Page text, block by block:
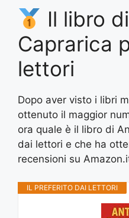
Il libro
Caprarica
lettori
Dopo aver visto i libri
ottenuto il maggior
ora quale è il libro di
dai lettori e che ha
recensioni su
IL PREFERITO DAI LETTORI